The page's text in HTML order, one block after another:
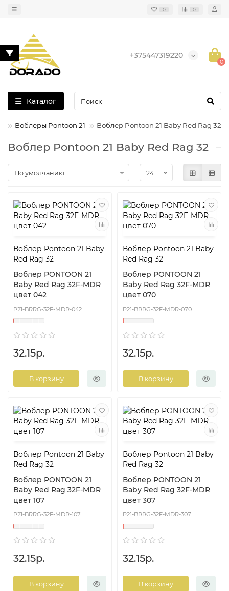
0 0
+375447319220
0
Каталог
Воблеры Pontoon 21 Воблер Pontoon 21 Baby Red Rag 32
Воблер Pontoon 21 Baby Red Rag 32
Воблер Pontoon 21 Baby
Red Rag 32
Воблер PONTOON 21
Baby Red Rag 32F-MDR
цвет 042
P21-BRRG-32F-MDR-042
32.15р.
В корзину
Воблер Pontoon 21 Baby
Red Rag 32
Воблер PONTOON 21
Baby Red Rag 32F-MDR
цвет 070
P21-BRRG-32F-MDR-070
32.15р.
В корзину
Воблер Pontoon 21 Baby
Red Rag 32
Воблер PONTOON 21
Baby Red Rag 32F-MDR
цвет 107
P21-BRRG-32F-MDR-107
32.15р.
В корзину
Воблер Pontoon 21 Baby
Red Rag 32
Воблер PONTOON 21
Baby Red Rag 32F-MDR
цвет 307
P21-BRRG-32F-MDR-307
32.15р.
В корзину